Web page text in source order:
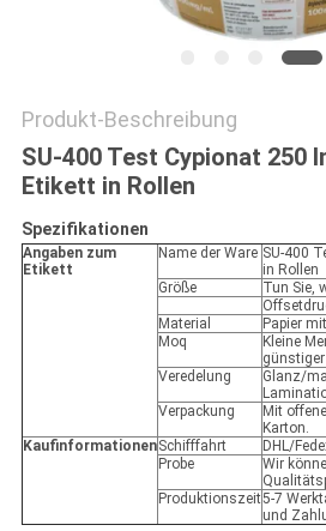
Produkt-Beschreibung
SU-400 Test Cypionat 250
Etikett in Rollen
Spezifikationen
Angaben zum
Etikett
Name der Ware SU-400
in Rollen
Größe
Tun Sie,
Material
Papier
Moq
Kleine
günstiger
Veredelung
Glanz/
Verpackung
Mit
Karton.
KaufinformationenSchifffahrt
DHL/
Probe
Wir
Produktionszeit5-7
und